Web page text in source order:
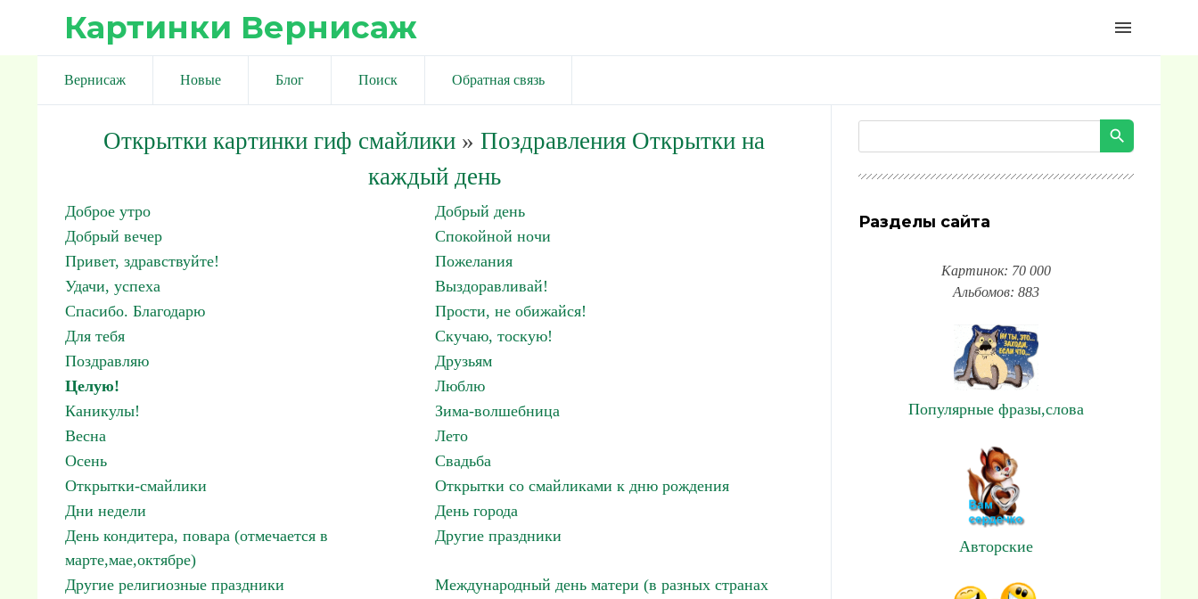
Картинки Вернисаж menu
Вернисаж Новые Блог Поиск Обратная связь
Открытки картинки гиф смайлики » Поздравления Открытки на
каждый день
Доброе утро
Добрый день
Добрый вечер
Спокойной ночи
Привет, здравствуйте!
Пожелания
Удачи, успеха
Выздоравливай!
Спасибо. Благодарю
Прости, не обижайся!
Для тебя
Скучаю, тоскую!
Поздравляю
Друзьям
Целую!
Люблю
Каникулы!
Зима-волшебница
Весна
Лето
Осень
Свадьба
Открытки-смайлики
Открытки со смайликами к дню рождения
Дни недели
День города
День кондитера, повара (отмечается в
марте,мае,октябре)
Другие праздники
Другие религиозные праздники
Международный день матери (в разных странах
Разделы сайта
Картинок: 70 000
Альбомов: 883
Популярные фразы,слова
Авторские